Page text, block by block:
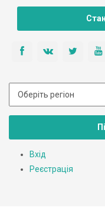
Вхід
Реєстрація